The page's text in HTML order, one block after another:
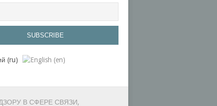
В СФЕРЕ СВЯЗИ,